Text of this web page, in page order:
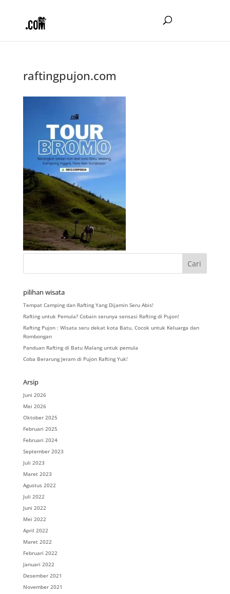
raftingpujon.com
pilihan wisata
Tempat Camping dan Rafting Yang Dijamin Seru Abis!
Rafting untuk Pemula? Cobain serunya sensasi Rafting di Pujon!
Rafting Pujon : Wisata seru dekat kota Batu, Cocok untuk Keluarga dan
Rombongan
Panduan Rafting di Batu Malang untuk pemula
Coba Berarung Jeram di Pujon Rafting Yuk!
Arsip
Juni 2026
Mei 2026
Oktober 2025
Februari 2025
Februari 2024
September 2023
Juli 2023
Maret 2023
Agustus 2022
Juli 2022
Juni 2022
Mei 2022
April 2022
Maret 2022
Februari 2022
Januari 2022
Desember 2021
November 2021